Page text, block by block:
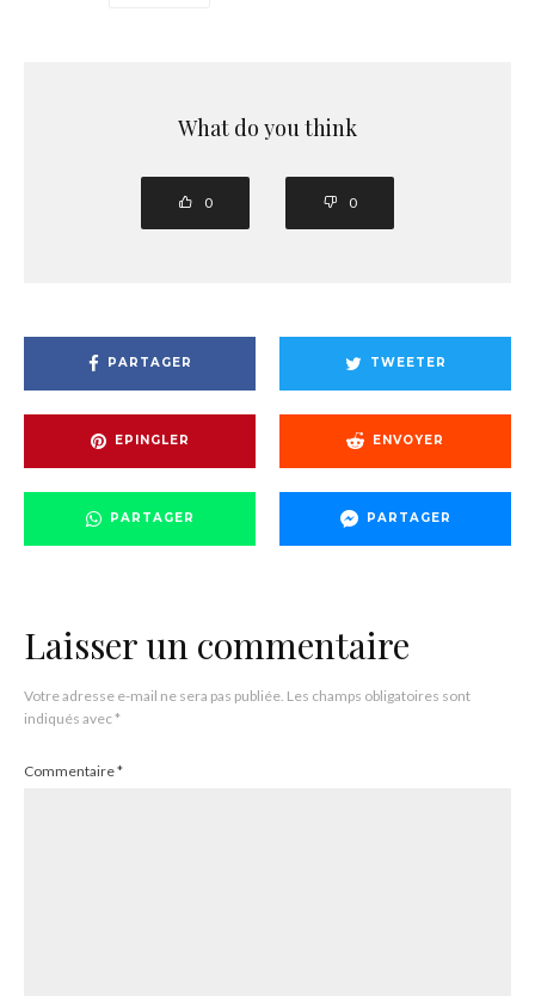
What do you think
0 0
PARTAGER TWEETER
EPINGLER ENVOYER
PARTAGER PARTAGER
Laisser un commentaire
Votre adresse e-mail ne sera pas publiée. Les champs obligatoires sont
indiqués avec*
Commentaire*